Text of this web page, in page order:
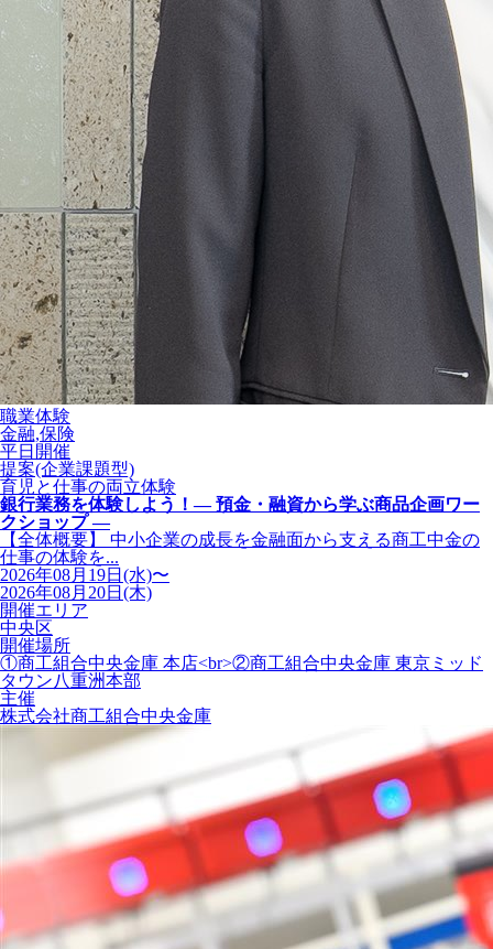
職業体験
金融,保険
平日開催
提案(企業課題型)
育児と仕事の両立体験
銀行業務を体験しよう！― 預金・融資から学ぶ商品企画ワー
クショップ ―
【全体概要】 中小企業の成長を金融面から支える商工中金の
仕事の体験を...
2026年08月19日(水)〜
2026年08月20日(木)
開催エリア
中央区
開催場所
①商工組合中央金庫 本店<br>②商工組合中央金庫 東京ミッド
タウン八重洲本部
主催
株式会社商工組合中央金庫